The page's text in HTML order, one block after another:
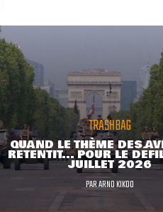
TRASHBAG
QUAND LE THÈME DES
RETENTIT... POUR LE
JUILLET 2026
PARARNO KIKOO